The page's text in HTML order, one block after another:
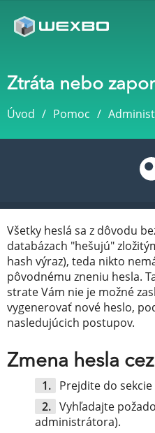
Ztráta nebo
Úvod Pomoc
Všetky heslá sa z dôvodu
databázach "hešujú"
hash výraz), teda nikto
pôvodnému zneniu hesla.
strate Vám nie je možné
vygenerovať nové heslo,
nasledujúcich postupov.
Zmena hesla
Prejdite do sekcie
Vyhľadajte
administrátora).